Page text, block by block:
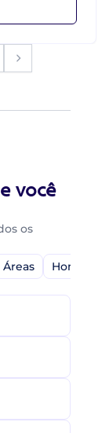
você
os
Áreas Home-